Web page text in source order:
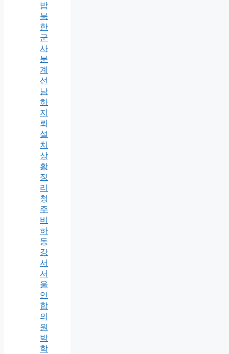
밥
북
한
군
사
분
계
선
남
하
지
뢰
설
치
상
황
정
리
청
주
비
하
동
강
서
서
울
연
합
의
원
박
학